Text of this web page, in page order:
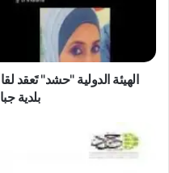
المقدمة
للمواطنين
الهيئة الدولية "حشد" تَعقد
بلدية
الهيئة
الدولية
"حشد"